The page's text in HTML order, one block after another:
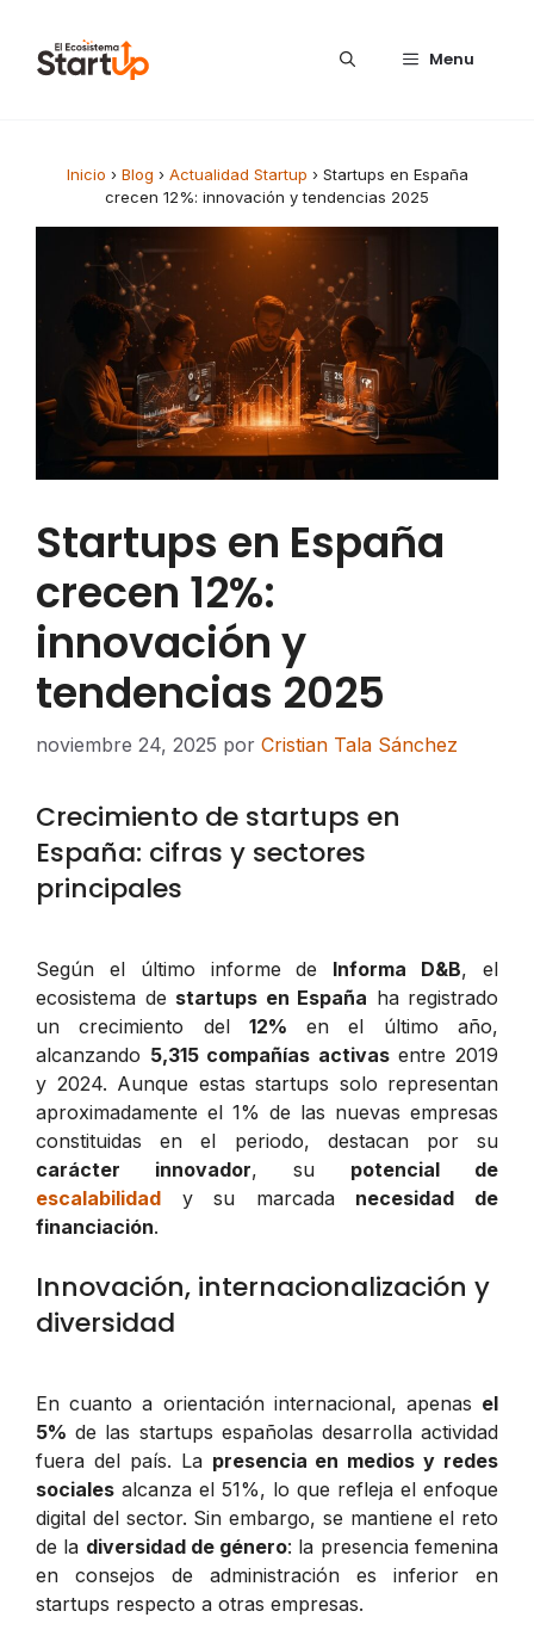
Menu
Inicio › Blog › Actualidad Startup › Startups en España
crecen 12%: innovación y tendencias 2025
Startups en España
crecen 12%:
innovación y
tendencias 2025
noviembre 24, 2025 por Cristian Tala Sánchez
Crecimiento de startups en
España: cifras y sectores
principales
Según el último informe de Informa D&B, el
ecosistema de startups en España ha registrado
un crecimiento del 12% en el último año,
alcanzando 5,315 compañías activasentre 2019
y 2024. Aunque estas startups solo representan
aproximadamente el 1% de las nuevas empresas
constituidas en el periodo, destacan por su
carácter innovador, su potencial de
escalabilidad y su marcada necesidad de
financiación.
Innovación, internacionalización y
diversidad
En cuanto a orientación internacional, apenas el
5% de las startups españolas desarrolla actividad
fuera del país. La presencia en medios y redes
sociales alcanza el 51%, lo que refleja el enfoque
digital del sector. Sin embargo, se mantiene el reto
de la diversidad de género: la presencia femenina
en consejos de administración es inferior en
startups respecto a otras empresas.